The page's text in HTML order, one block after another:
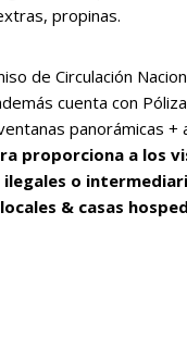
propinas.
de Circulación
cuenta con
panorámicas +
proporciona a los
o
& casas